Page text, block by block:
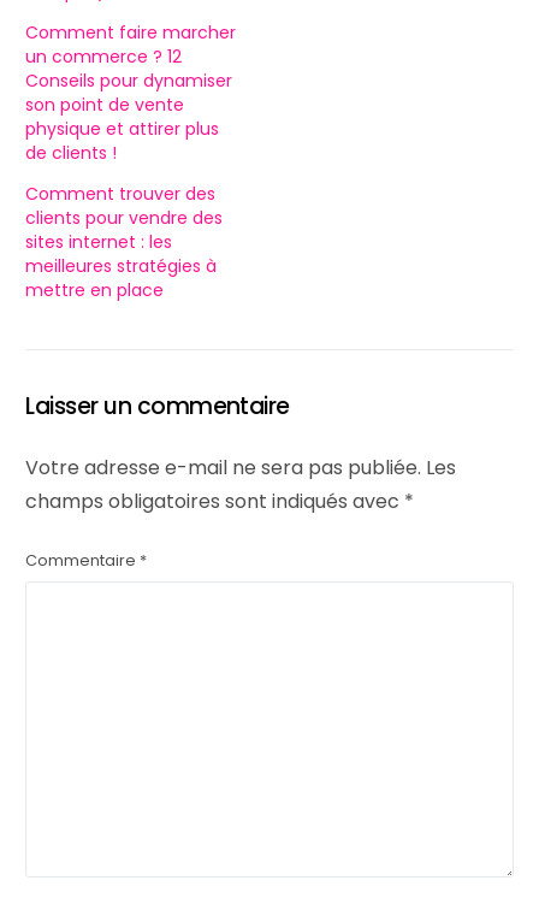
Comment faire marcher
un commerce ? 12
Conseils pour dynamiser
son point de vente
physique et attirer plus
de clients !
Comment trouver des
clients pour vendre des
sites internet : les
meilleures stratégies à
mettre en place
Laisser un commentaire
Votre adresse e-mail ne sera pas publiée. Les
champs obligatoires sont indiqués avec *
Commentaire *